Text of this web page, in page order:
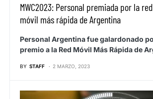
MWC2023: Personal premiada por la
móvil más rápida de Argentina
Personal Argentina fue galardonado
premio a la Red Móvil Más Rápida de
BY STAFF 2 MARZO, 2023